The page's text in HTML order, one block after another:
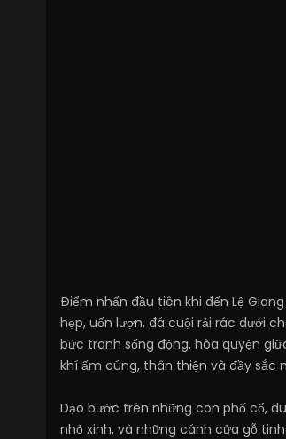
Điểm nhấn đầu tiên khi đến Lệ
hẹp, uốn lượn, đá cuội rải rác dưới
bức tranh sống động, hòa quyện
khí ấm cúng, thân thiện và đầy sắc
Dạo bước trên những con phố cổ,
nhỏ xinh, và những cánh cửa gỗ